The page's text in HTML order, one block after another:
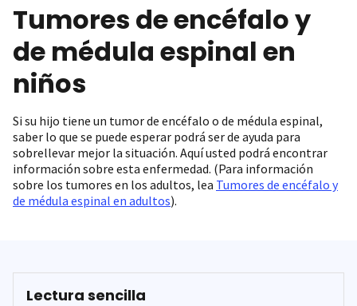
Tumores de encéfalo y
de médula espinal en
niños
Si su hijo tiene un tumor de encéfalo o de médula espinal,
saber lo que se puede esperar podrá ser de ayuda para
sobrellevar mejor la situación. Aquí usted podrá encontrar
información sobre esta enfermedad. (Para información
sobre los tumores en los adultos, lea Tumores de encéfalo y
de médula espinal en adultos).
Lectura sencilla